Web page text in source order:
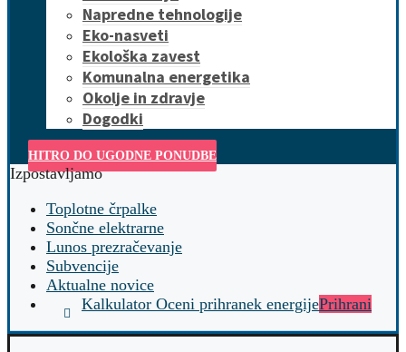
Napredne tehnologije
Eko-nasveti
Ekološka zavest
Komunalna energetika
Okolje in zdravje
Dogodki
HITRO DO UGODNE PONUDBE
Izpostavljamo
Toplotne črpalke
Sončne elektrarne
Lunos prezračevanje
Subvencije
Aktualne novice
Kalkulator Oceni prihranek energijePrihrani